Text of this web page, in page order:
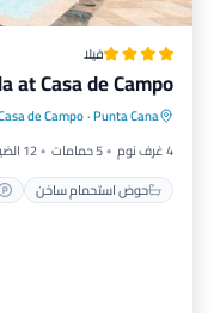
فيلا
at Casa de Campo
Punta Cana
·
de Campo
4 غرف نوم
5 حمامات 12 الضيوف
حوض استحمام ساخن
حوض استحمام
مسبح